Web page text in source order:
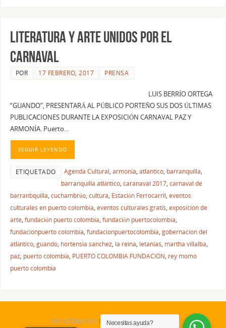
LITERATURA Y ARTE UNIDOS POR EL
CARNAVAL
POR 17 FEBRERO, 2017 PRENSA
LUIS BERRÍO ORTEGA
“GUANDO”, PRESENTARÁ AL PÚBLICO PORTEÑO SUS DOS ÚLTIMAS
PUBLICACIONES DURANTE LA EXPOSICIÓN CARNAVAL PAZ Y
ARMONÍA. Puerto…
SEGUIR LEYENDO
ETIQUETADO Agenda Cultural, armonía, atlantico, barranquilla,
barranquilla atlántico, caranaval 2017, carnaval de
barranbquilla, cuchambrúo, cultura, Estación Ferrocarril, eventos
culturales en puerto colombia, eventos culturales gratis, exposicion de
arte, fundación puerto colombia, fundación puertocolombia,
fundacionpuerto colombia, fundacionpuertocolombia, gobernacion del
atlántico, guando, hortensia sanchez, la reina, letanías, martha villalba,
paz, puerto colombia, PUERTO COLOMBIA FUNDACION, rey momo
puerto colombia
FUNCIONA CON PARABOLA&WORDPRESS.
Necesitas ayuda?